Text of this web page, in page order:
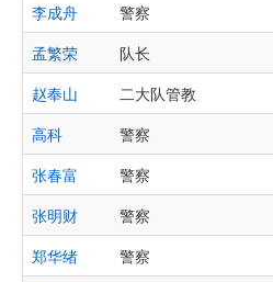
李成舟
警察
孟繁荣
队长
赵奉山
二大队管教
高科
警察
张春富
警察
张明财
警察
郑华绪
警察